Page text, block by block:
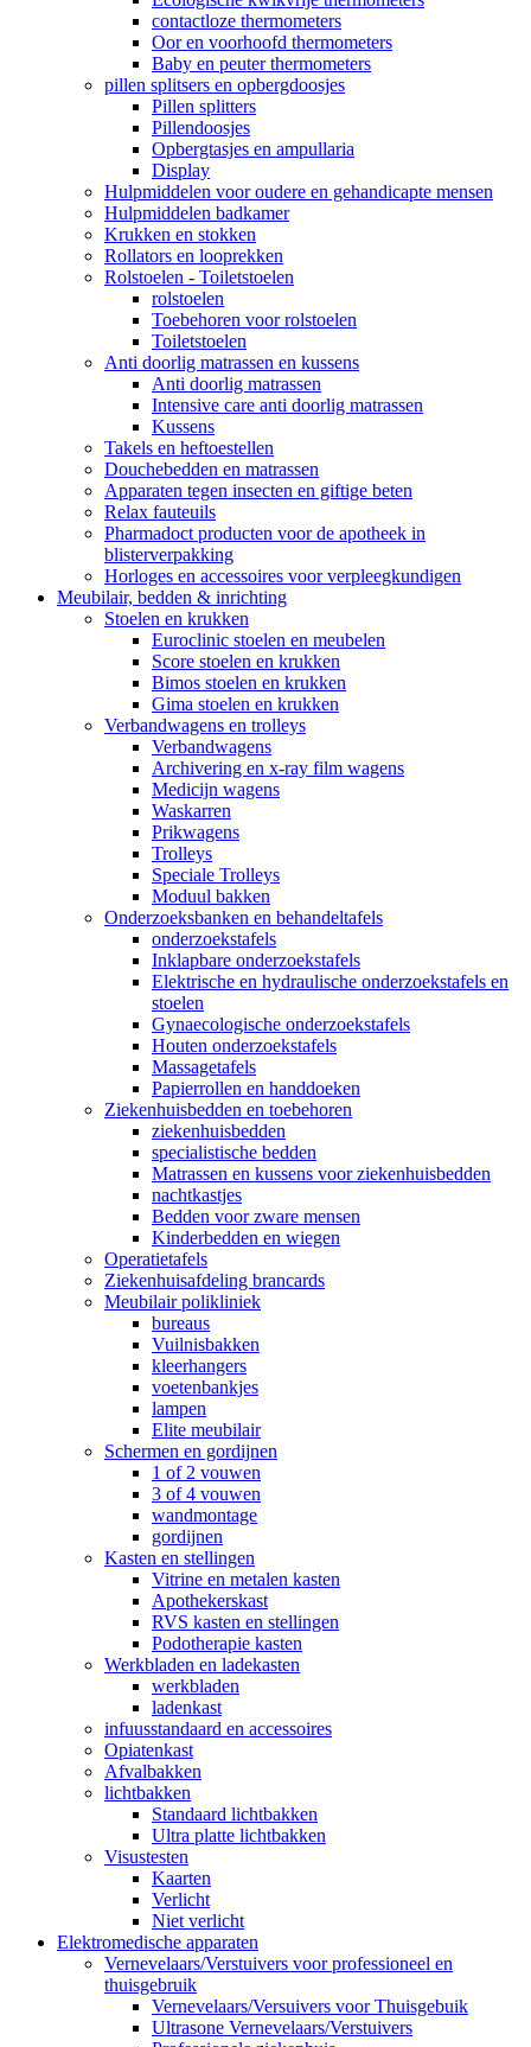
contactloze thermometers
Oor en voorhoofd thermometers
Baby en peuter thermometers
pillen splitsers en opbergdoosjes
Pillen splitters
Pillendoosjes
Opbergtasjes en ampullaria
Display
Hulpmiddelen voor oudere en gehandicapte mensen
Hulpmiddelen badkamer
Krukken en stokken
Rollators en looprekken
Rolstoelen - Toiletstoelen
rolstoelen
Toebehoren voor rolstoelen
Toiletstoelen
Anti doorlig matrassen en kussens
Anti doorlig matrassen
Intensive care anti doorlig matrassen
Kussens
Takels en heftoestellen
Douchebedden en matrassen
Apparaten tegen insecten en giftige beten
Relax fauteuils
Pharmadoct producten voor de apotheek in
blisterverpakking
Horloges en accessoires voor verpleegkundigen
Meubilair, bedden & inrichting
Stoelen en krukken
Euroclinic stoelen en meubelen
Score stoelen en krukken
Bimos stoelen en krukken
Gima stoelen en krukken
Verbandwagens en trolleys
Verbandwagens
Archivering en x-ray film wagens
Medicijn wagens
Waskarren
Prikwagens
Trolleys
Speciale Trolleys
Moduul bakken
Onderzoeksbanken en behandeltafels
onderzoekstafels
Inklapbare onderzoekstafels
Elektrische en hydraulische onderzoekstafels en
stoelen
Gynaecologische onderzoekstafels
Houten onderzoekstafels
Massagetafels
Papierrollen en handdoeken
Ziekenhuisbedden en toebehoren
ziekenhuisbedden
specialistische bedden
Matrassen en kussens voor ziekenhuisbedden
nachtkastjes
Bedden voor zware mensen
Kinderbedden en wiegen
Operatietafels
Ziekenhuisafdeling brancards
Meubilair polikliniek
bureaus
Vuilnisbakken
kleerhangers
voetenbankjes
lampen
Elite meubilair
Schermen en gordijnen
1 of 2 vouwen
3 of 4 vouwen
wandmontage
gordijnen
Kasten en stellingen
Vitrine en metalen kasten
Apothekerskast
RVS kasten en stellingen
Podotherapie kasten
Werkbladen en ladekasten
werkbladen
ladenkast
infuusstandaard en accessoires
Opiatenkast
Afvalbakken
lichtbakken
Standaard lichtbakken
Ultra platte lichtbakken
Visustesten
Kaarten
Verlicht
Niet verlicht
Elektromedische apparaten
Vernevelaars/Verstuivers voor professioneel en
thuisgebruik
Vernevelaars/Versuivers voor Thuisgebuik
Ultrasone Vernevelaars/Verstuivers